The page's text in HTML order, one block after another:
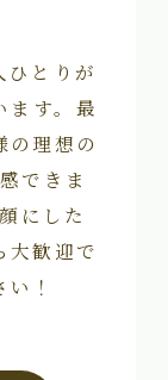
ひとりが
ます。最
の理想の
できま
にした
大歓迎で
！